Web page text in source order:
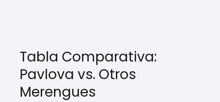
Tabla Comparativa:
Pavlova vs. Otros
Merengues